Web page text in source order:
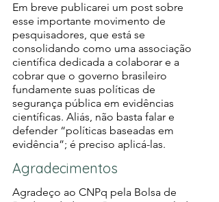
Em breve publicarei um post sobre
esse importante movimento de
pesquisadores, que está se
consolidando como uma associação
científica dedicada a colaborar e a
cobrar que o governo brasileiro
fundamente suas políticas de
segurança pública em evidências
científicas. Aliás, não basta falar e
defender “políticas baseadas em
evidência”; é preciso aplicá-las.
Agradecimentos
Agradeço ao CNPq pela Bolsa de